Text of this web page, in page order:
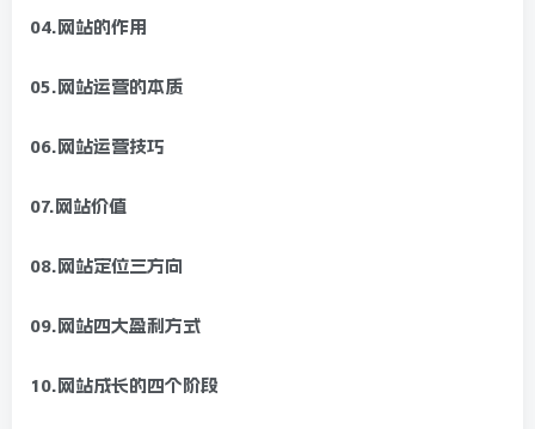
04.网站的作用
05.网站运营的本质
06.网站运营技巧
07.网站价值
08.网站定位三方向
09.网站四大盈利方式
10.网站成长的四个阶段